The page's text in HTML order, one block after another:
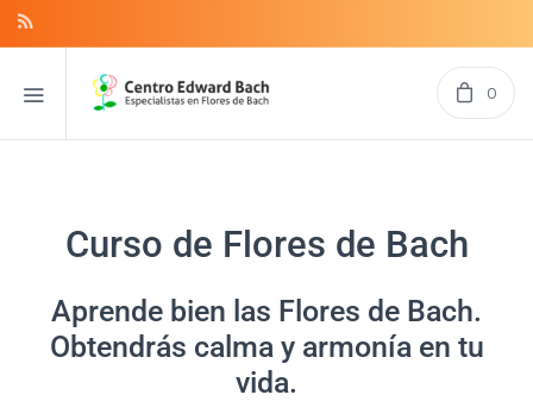
0
Curso de Flores de Bach
Aprende bien las Flores de Bach.
Obtendrás calma y armonía en tu
vida.